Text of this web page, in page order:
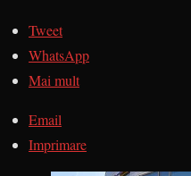
Tweet
WhatsApp
Mai mult
Email
Imprimare